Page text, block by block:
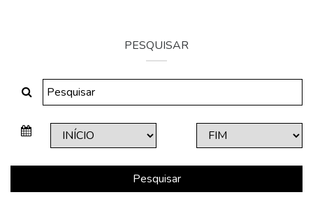
PESQUISAR
Pesquisar